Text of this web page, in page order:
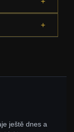
ještě dnes a